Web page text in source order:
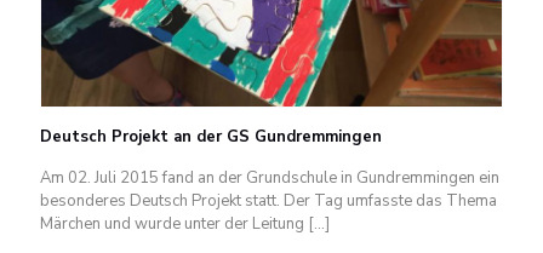
Deutsch Projekt an der GS Gundremmingen
Am 02. Juli 2015 fand an der Grundschule in Gundremmingen ein
besonderes Deutsch Projekt statt. Der Tag umfasste das Thema
Märchen und wurde unter der Leitung […]